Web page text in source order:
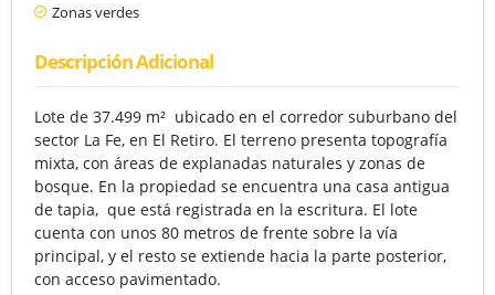
Zonas verdes
Descripción Adicional
Lote de 37.499 m² ubicado en el corredor suburbano del
sector La Fe, en El Retiro. El terreno presenta topografía
mixta, con áreas de explanadas naturales y zonas de
bosque. En la propiedad se encuentra una casa antigua
de tapia, que está registrada en la escritura. El lote
cuenta con unos 80 metros de frente sobre la vía
principal, y el resto se extiende hacia la parte posterior,
con acceso pavimentado.